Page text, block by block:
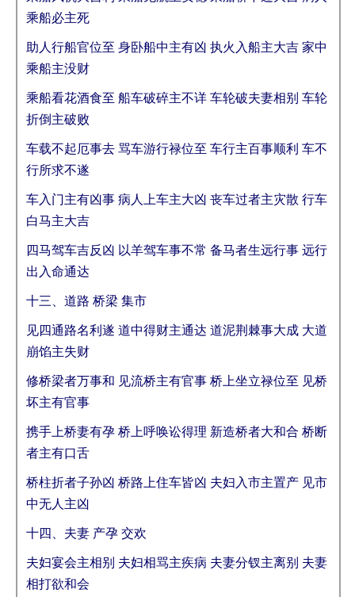
乘船必主死
助人行船官位至 身卧船中主有凶 执火入船主大吉 家中
乘船主没财
乘船看花酒食至 船车破碎主不详 车轮破夫妻相别 车轮
折倒主破败
车载不起厄事去 骂车游行禄位至 车行主百事顺利 车不
行所求不遂
车入门主有凶事 病人上车主大凶 丧车过者主灾散 行车
白马主大吉
四马驾车吉反凶 以羊驾车事不常 备马者生远行事 远行
出入命通达
十三、道路 桥梁 集市
见四通路名利遂 道中得财主通达 道泥荆棘事大成 大道
崩馅主失财
修桥梁者万事和 见流桥主有官事 桥上坐立禄位至 见桥
坏主有官事
携手上桥妻有孕 桥上呼唤讼得理 新造桥者大和合 桥断
者主有口舌
桥柱折者子孙凶 桥路上住车皆凶 夫妇入市主置产 见市
中无人主凶
十四、夫妻 产孕 交欢
夫妇宴会主相别 夫妇相骂主疾病 夫妻分钗主离别 夫妻
相打欲和会